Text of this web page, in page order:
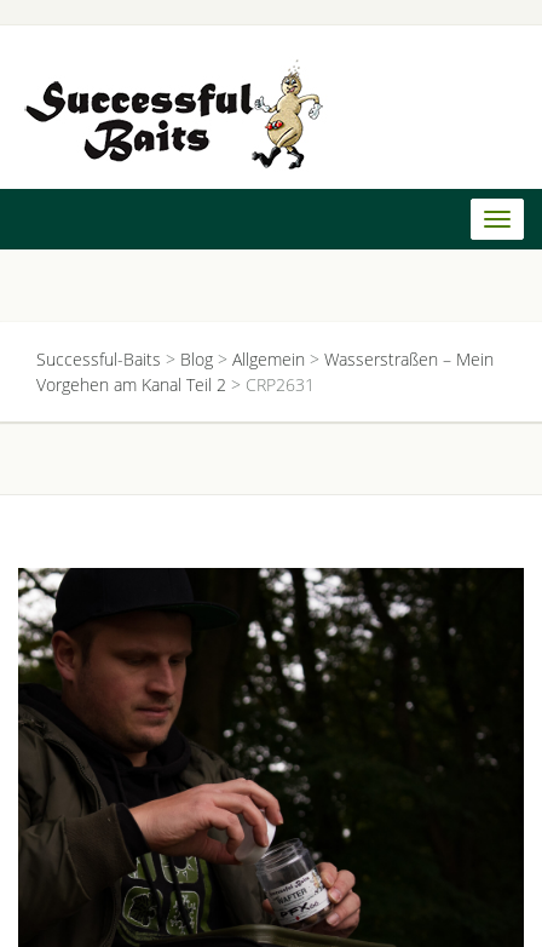
Successful-Baits > Blog > Allgemein > Wasserstraßen – Mein
Vorgehen am Kanal Teil 2 > CRP2631